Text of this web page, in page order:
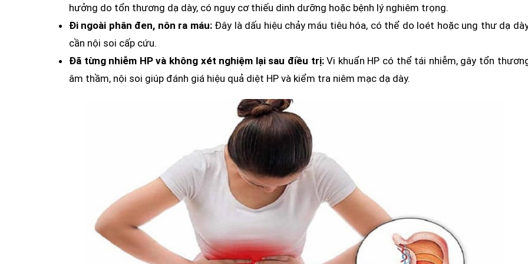
hưởng do tổn thương dạ dày, có nguy cơ thiếu dinh dưỡng hoặc bệnh lý nghiêm trọng.
Đi ngoài phân đen, nôn ra máu:Đây là dấu hiệu chảy máu tiêu hóa, có thể do loét hoặc ung thư dạ
cần nội soi cấp cứu.
Đã từng nhiễm HP và không xét nghiệm lại sau điều trị:Vi khuẩn HP có thể tái nhiễm, gây tổn
âm thầm, nội soi giúp đánh giá hiệu quả diệt HP và kiểm tra niêm mạc dạ dày.